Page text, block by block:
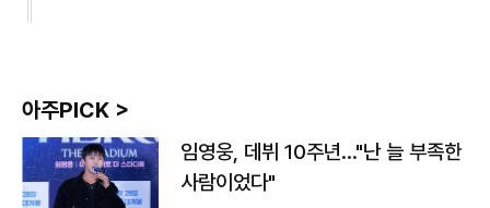
아주PICK >
임영웅, 데뷔 10주년…"난 늘 부족한
사람이었다"